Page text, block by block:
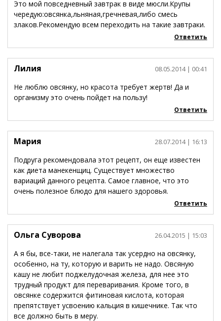
Это мой повседневный завтрак в виде мюсли.Крупы
чередую:овсянка,льняная,гречневая,либо смесь
злаков.Рекомендую всем переходить на такие завтраки.
Ответить
Лилия 08.05.2014 | 00:41
Не люблю овсянку, но красота требует жертв! Да и
организму это очень пойдет на пользу!
Ответить
Мария 28.07.2014 | 16:13
Подруга рекомендовала этот рецепт, он еще известен
как диета манекенщиц. Существует множество
вариаций данного рецепта. Самое главное, что это
очень полезное блюдо для нашего здоровья.
Ответить
Ольга Суворова 26.04.2015 | 15:03
А я бы, все-таки, не налегала так усердно на овсянку,
особенно, на ту, которую и варить не надо. Овсяную
кашу не любит поджелудочная железа, для нее это
трудный продукт для переваривания. Кроме того, в
овсянке содержится фитиновая кислота, которая
препятствует усвоению кальция в кишечнике. Так что
все должно быть в меру.